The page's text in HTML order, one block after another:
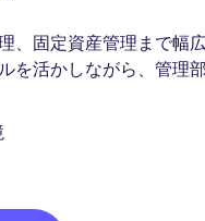
、固定資産管理まで幅
を活かしながら、管理